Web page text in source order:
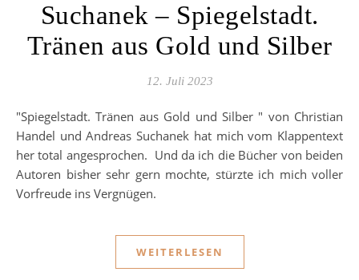
Suchanek – Spiegelstadt.
Tränen aus Gold und Silber
12. Juli 2023
"Spiegelstadt. Tränen aus Gold und Silber " von Christian
Handel und Andreas Suchanek hat mich vom Klappentext
her total angesprochen. Und da ich die Bücher von beiden
Autoren bisher sehr gern mochte, stürzte ich mich voller
Vorfreude ins Vergnügen.
WEITERLESEN